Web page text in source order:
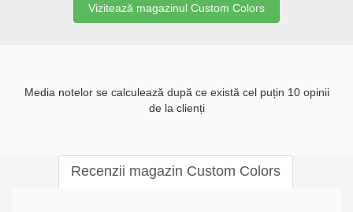
Vizitează magazinul Custom Colors
Media notelor se calculează după ce există cel puțin 10 opinii
de la clienți
Recenzii magazin Custom Colors